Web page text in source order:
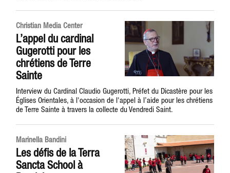
Christian Media Center
L’appel du cardinal
Gugerotti pour les
chrétiens de Terre
Sainte
Interview du Cardinal Claudio Gugerotti, Préfet du Dicastère pour les
Églises Orientales, à l'occasion de l'appel à l’aide pour les chrétiens
de Terre Sainte à travers la collecte du Vendredi Saint.
Marinella Bandini
Les défis de la Terra
Sancta School à